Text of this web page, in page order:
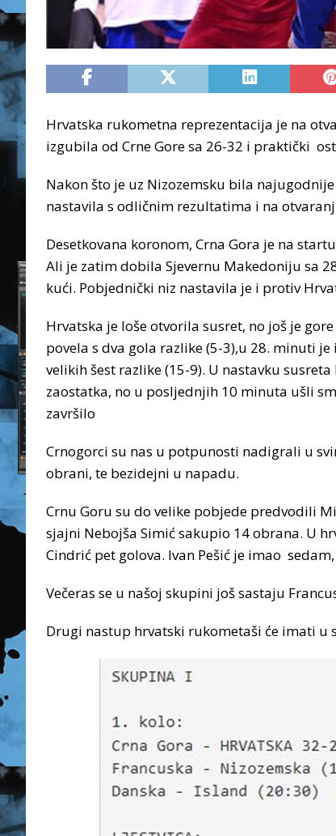
Hrvatska rukometna reprezentacija je na
izgubila od Crne Gore sa 26-32 i praktički
Nakon što je uz Nizozemsku bila
nastavila s odličnim rezultatima i na
Desetkovana koronom, Crna Gora je na
Ali je zatim dobila Sjevernu Makedoniju sa
kući. Pobjednički niz nastavila je i protiv
Hrvatska je loše otvorila susret, no još je
povela s dva gola razlike (5-3),u 28. minuti
velikih šest razlike (15-9). U nastavku
zaostatka, no u posljednjih 10 minuta ušli
završilo
Crnogorci su nas u potpunosti nadigrali u
obrani, te bezidejni u napadu.
Crnu Goru su do velike pobjede predvodili
sjajni Nebojša Simić sakupio 14 obrana. U
Cindrić pet golova. Ivan Pešić je imao
Večeras se u našoj skupini još sastaju
Drugi nastup hrvatski rukometaši će imati u